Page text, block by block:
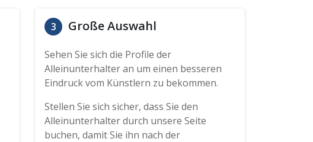
3 Große Auswahl
Sehen Sie sich die Profile der
Alleinunterhalter an um einen besseren
Eindruck vom Künstlern zu bekommen.
Stellen Sie sich sicher, dass Sie den
Alleinunterhalter durch unsere Seite
buchen, damit Sie ihn nach der